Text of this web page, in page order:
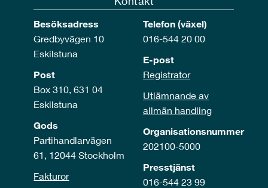
Besöksadress
Gredbyvägen 10
Eskilstuna
Post
Box 310, 631 04
Eskilstuna
Gods
Partihandlarvägen
61, 12044 Stockholm
Fakturor
Telefon (växel)
016-544 20 00
E-post
Registrator
Utlämnande av
allmän handling
Organisationsnummer
202100-5000
Presstjänst
016-544 23 99